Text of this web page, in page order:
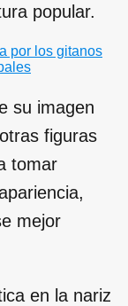
popular.
por los gitanos
su imagen
figuras
tomar
mejor
en la nariz